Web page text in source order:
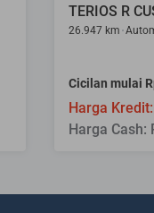
TERIOS R
26.947 km
Cicilan mulai
Harga
Harga Cash: